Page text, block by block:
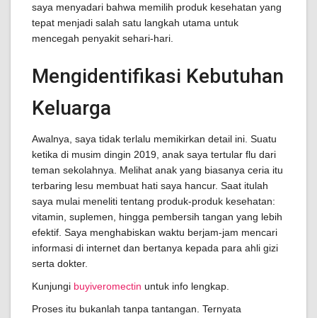
saya menyadari bahwa memilih produk kesehatan yang
tepat menjadi salah satu langkah utama untuk
mencegah penyakit sehari-hari.
Mengidentifikasi Kebutuhan
Keluarga
Awalnya, saya tidak terlalu memikirkan detail ini. Suatu
ketika di musim dingin 2019, anak saya tertular flu dari
teman sekolahnya. Melihat anak yang biasanya ceria itu
terbaring lesu membuat hati saya hancur. Saat itulah
saya mulai meneliti tentang produk-produk kesehatan:
vitamin, suplemen, hingga pembersih tangan yang lebih
efektif. Saya menghabiskan waktu berjam-jam mencari
informasi di internet dan bertanya kepada para ahli gizi
serta dokter.
Kunjungi buyiveromectin untuk info lengkap.
Proses itu bukanlah tanpa tantangan. Ternyata